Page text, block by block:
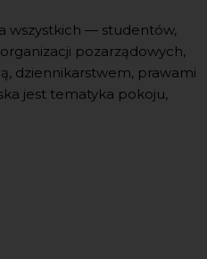
wszystkich — studentów,
pozarządowych,
dziennikarstwem, prawami
jest tematyka pokoju,